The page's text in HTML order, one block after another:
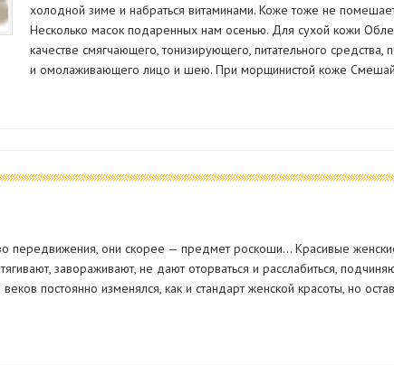
холодной зиме и набраться витаминами. Коже тоже не
Несколько масок подаренных нам осенью. Для сухой кожи
качестве смягчающего, тонизирующего, питательного
и омолаживающего лицо и шею. При морщинистой коже
передвижения, они скорее — предмет роскоши… Красивые
завораживают, не дают оторваться и расслабиться,
постоянно изменялся, как и стандарт женской красоты, но